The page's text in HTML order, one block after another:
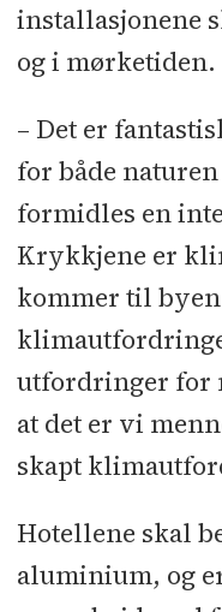
installasjonene
og i mørketiden.
– Det er
for både
formidles en
Krykkjene er
kommer til
utfordringer for
at det er vi
skapt
Hotellene skal
aluminium, og